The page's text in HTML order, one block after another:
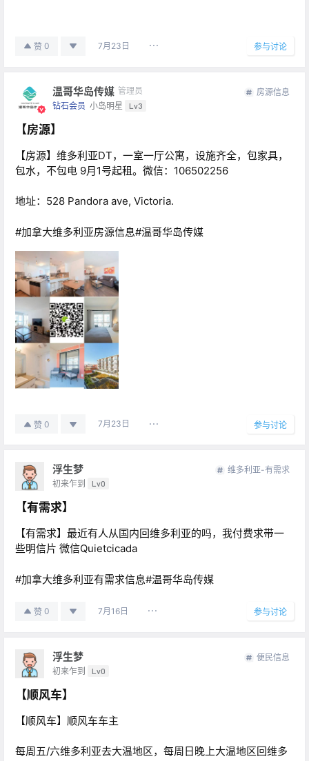
赞 0 7月23日 参与讨论
温哥华岛传媒 管理员
钻石会员 小岛明星 Lv3
房源信息
【房源】
【房源】维多利亚DT，一室一厅公寓，设施齐全，包家具，
包水，不包电 9月1号起租。微信：106502256
地址：528 Pandora ave, Victoria.
#加拿大维多利亚房源信息#温哥华岛传媒
赞 0 7月23日 参与讨论
浮生梦
初来乍到 Lv0
维多利亚-有需求
【有需求】
【有需求】最近有人从国内回维多利亚的吗，我付费求带一
些明信片 微信Quietcicada
#加拿大维多利亚有需求信息#温哥华岛传媒
赞 0 7月16日 参与讨论
浮生梦
初来乍到 Lv0
便民信息
【顺风车】
【顺风车】顺风车车主
每周五/六维多利亚去大温地区，每周日晚上大温地区回维多